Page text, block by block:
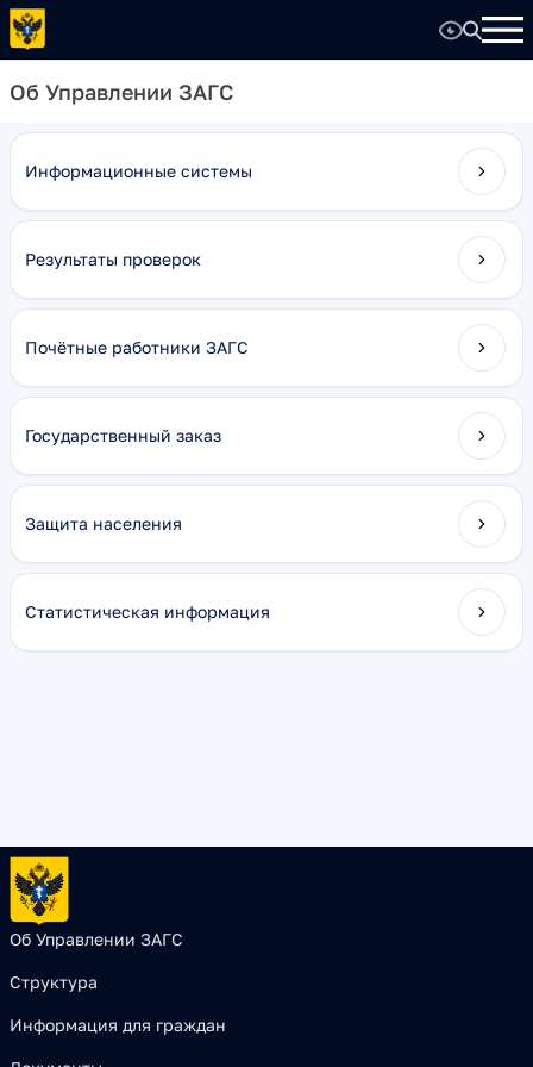
Об Управлении ЗАГС
Информационные системы
Результаты проверок
Почётные работники ЗАГС
Государственный заказ
Защита населения
Статистическая информация
Об Управлении ЗАГС
Структура
Информация для граждан